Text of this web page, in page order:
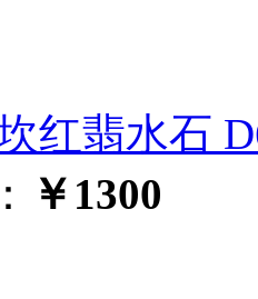
红翡水石
￥1300